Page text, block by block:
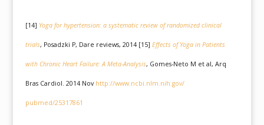
[14] Yogafor hypertension: a systematic review of randomized clinical
trials, Posadzki P, Dare reviews, 2014 [15] Effects ofYogain Patients
with Chronic Heart Failure: A Meta-Analysis, Gomes-Neto M et al, Arq
Bras Cardiol. 2014 Nov http://www.ncbi.nlm.nih.gov/
pubmed/25317861